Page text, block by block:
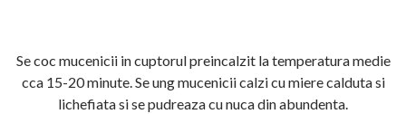
Se coc mucenicii in cuptorul preincalzit la temperatura medie
cca 15-20 minute. Se ung mucenicii calzi cu miere calduta si
lichefiata si se pudreaza cu nuca din abundenta.